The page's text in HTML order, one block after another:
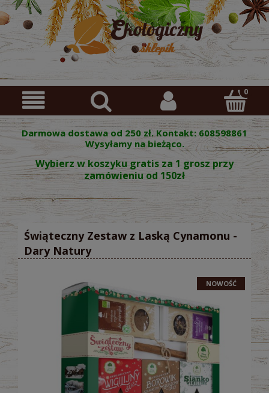
Darmowa dostawa od 250 zł. Kontakt: 608598861
Wysyłamy na bieżąco.
Wybierz w koszyku gratis za 1 grosz przy
zamówieniu od 150zł
Świąteczny Zestaw z Laską Cynamonu -
Dary Natury
NOWOŚĆ